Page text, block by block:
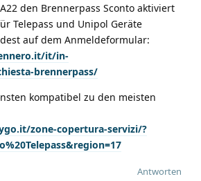
den Brennerpass Sconto aktiviert
Telepass und Unipol Geräte
auf dem Anmeldeformular:
it/in-
brennerpass/
kompatibel zu den meisten
zone-copertura-servizi/?
Antworten